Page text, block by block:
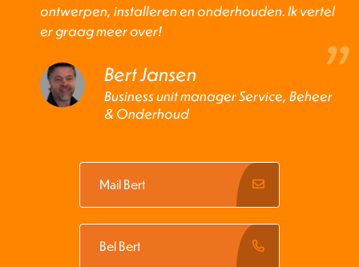
ontwerpen, installeren en onderhouden. Ik vertel
er graag meer over!
Bert Jansen
Business unit manager Service, Beheer
& Onderhoud
Mail Bert
Bel Bert